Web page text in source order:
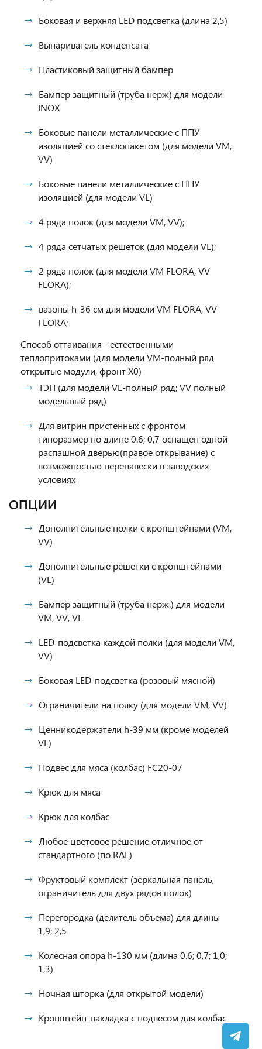
Боковая и верхняя LED подсветка (длина 2,5)
Выпариватель конденсата
Пластиковый защитный бампер
Бампер защитный (труба нерж) для модели
INOX
Боковые панели металлические с ППУ
изоляцией со стеклопакетом (для модели VM,
VV)
Боковые панели металлические с ППУ
изоляцией (для модели VL)
4 ряда полок (для модели VM, VV);
4 ряда сетчатых решеток (для модели VL);
2 ряда полок (для модели VM FLORA, VV
FLORA);
вазоны h-36 см для модели VM FLORA, VV
FLORA;
Способ оттаивания - естественными
теплопритоками (для модели VM-полный ряд
открытые модули, фронт X0)
ТЭН (для модели VL-полный ряд; VV полный
модельный ряд)
Для витрин пристенных с фронтом
типоразмер по длине 0.6; 0,7 оснащен одной
распашной дверью(правое открывание) с
возможностью перенавески в заводских
условиях
ОПЦИИ
Дополнительные полки с кронштейнами (VM,
VV)
Дополнительные решетки с кронштейнами
(VL)
Бампер защитный (труба нерж.) для модели
VM, VV, VL
LED-подсветка каждой полки (для модели VM,
VV)
Боковая LED-подсветка (розовый мясной)
Ограничители на полку (для модели VM, VV)
Ценникодержатели h-39 мм (кроме моделей
VL)
Подвес для мяса (колбас) FC20-07
Крюк для мяса
Крюк для колбас
Любое цветовое решение отличное от
стандартного (по RAL)
Фруктовый комплект (зеркальная панель,
ограничитель для двух рядов полок)
Перегородка (делитель объема) для длины
1,9; 2,5
Колесная опора h-130 мм (длина 0.6; 0,7; 1,0;
1,3)
Ночная шторка (для открытой модели)
Кронштейн-накладка с подвесом для колбас